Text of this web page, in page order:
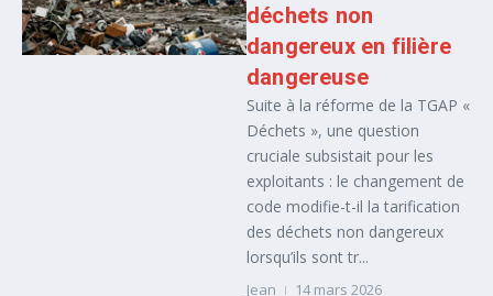
déchets non
dangereux en filière
dangereuse
Suite à la réforme de la TGAP «
Déchets », une question
cruciale subsistait pour les
exploitants : le changement de
code modifie-t-il la tarification
des déchets non dangereux
lorsqu’ils sont tr...
Jean 14 mars 2026